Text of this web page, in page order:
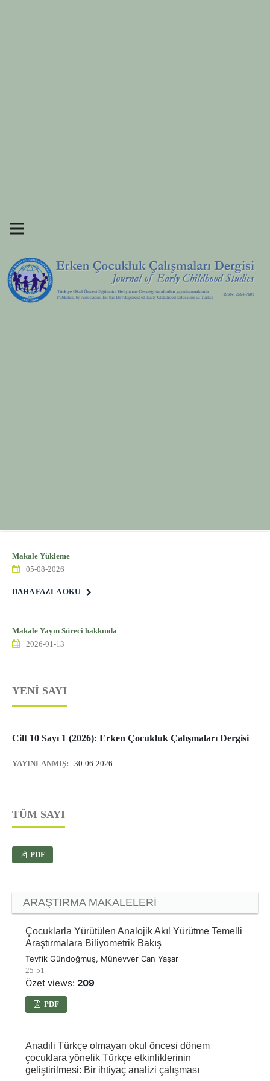
Makale Yükleme
05-08-2026
DAHA FAZLA OKU
Makale Yayın Süreci hakkında
2026-01-13
YENI SAYI
Cilt 10 Sayı 1 (2026): Erken Çocukluk Çalışmaları Dergisi
YAYINLANMIŞ: 30-06-2026
TÜM SAYI
PDF
ARAŞTIRMA MAKALELERI
Çocuklarla Yürütülen Analojik Akıl Yürütme Temelli
Araştırmalara Biliyometrik Bakış
Tevfik Gündoğmuş, Münevver Can Yaşar
25-51
Özet views: 209
PDF
Anadili Türkçe olmayan okul öncesi dönem
çocuklara yönelik Türkçe etkinliklerinin
geliştirilmesi: Bir ihtiyaç analizi çalışması